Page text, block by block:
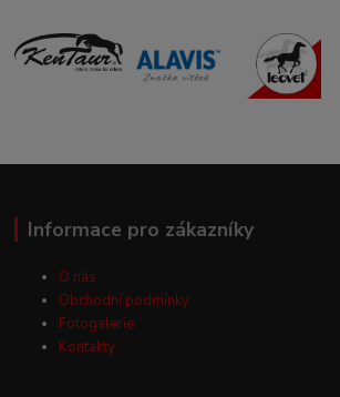
Informace pro zákazníky
O nás
Obchodní podmínky
Fotogalerie
Kontakty